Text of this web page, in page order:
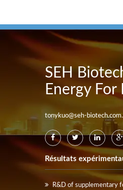
SEH
Energy For
tonykuo@seh-
Résultats
R&D of supplementary